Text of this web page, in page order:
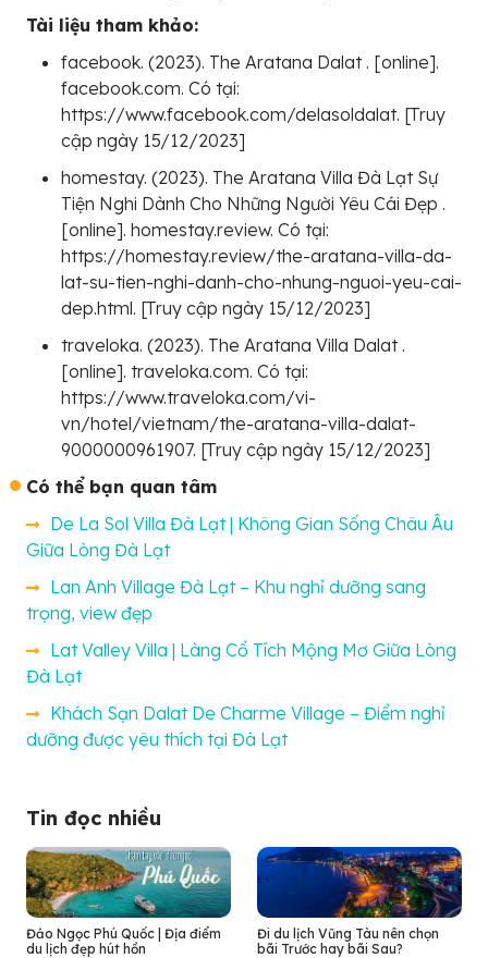
Tài liệu tham khảo:
facebook. (2023). The Aratana Dalat . [online].
facebook.com. Có tại:
https://www.facebook.com/delasoldalat. [Truy
cập ngày 15/12/2023]
homestay. (2023). The Aratana Villa Đà Lạt Sự
Tiện Nghi Dành Cho Những Người Yêu Cái Đẹp .
[online]. homestay.review. Có tại:
https://homestay.review/the-aratana-villa-da-
lat-su-tien-nghi-danh-cho-nhung-nguoi-yeu-cai-
dep.html. [Truy cập ngày 15/12/2023]
traveloka. (2023). The Aratana Villa Dalat .
[online]. traveloka.com. Có tại:
https://www.traveloka.com/vi-
vn/hotel/vietnam/the-aratana-villa-dalat-
9000000961907. [Truy cập ngày 15/12/2023]
Có thể bạn quan tâm
De La Sol Villa Đà Lạt | Không Gian Sống Châu Âu
Giữa Lòng Đà Lạt
Lan Anh Village Đà Lạt – Khu nghỉ dưỡng sang
trọng, view đẹp
Lat Valley Villa | Làng Cổ Tích Mộng Mơ Giữa Lòng
Đà Lạt
Khách Sạn Dalat De Charme Village – Điểm nghỉ
dưỡng được yêu thích tại Đà Lạt
Tin đọc nhiều
Đảo Ngọc Phú Quốc | Địa điểm
du lịch đẹp hút hồn
Đi du lịch Vũng Tàu nên chọn
bãi Trước hay bãi Sau?